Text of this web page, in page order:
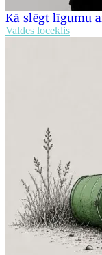
Kā slēgt līgumu
Valdes loceklis